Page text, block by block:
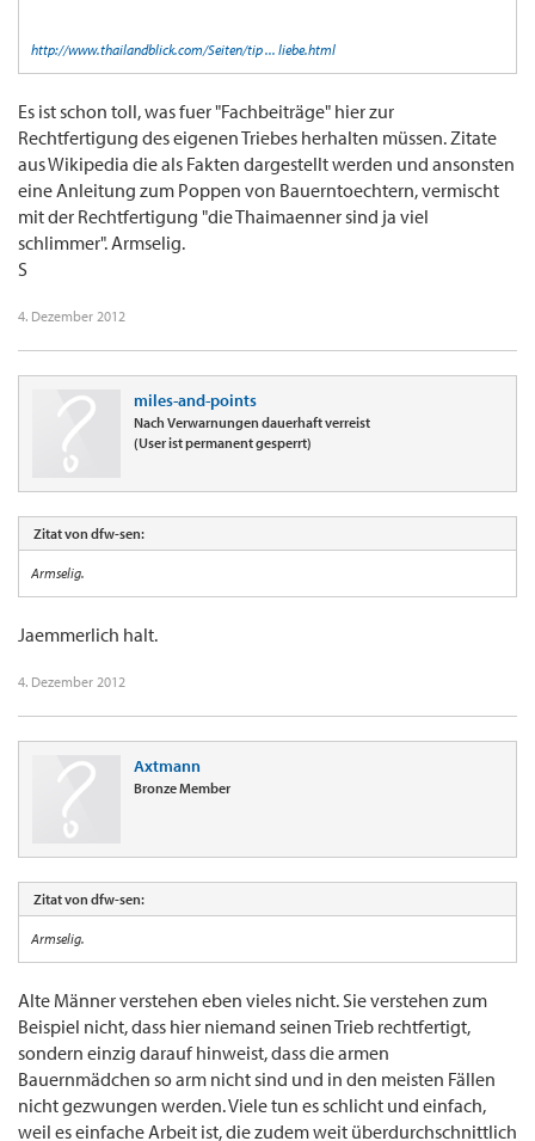
http://www.thailandblick.com/Seiten/tip ... liebe.html
Es ist schon toll, was fuer "Fachbeiträge" hier zur
Rechtfertigung des eigenen Triebes herhalten müssen. Zitate
aus Wikipedia die als Fakten dargestellt werden und ansonsten
eine Anleitung zum Poppen von Bauerntoechtern, vermischt
mit der Rechtfertigung "die Thaimaenner sind ja viel
schlimmer". Armselig.
S
4. Dezember 2012
miles-and-points
Nach Verwarnungen dauerhaft verreist
(User ist permanent gesperrt)
Zitat von dfw-sen:
Armselig.
Jaemmerlich halt.
4. Dezember 2012
Axtmann
Bronze Member
Zitat von dfw-sen:
Armselig.
Alte Männer verstehen eben vieles nicht. Sie verstehen zum
Beispiel nicht, dass hier niemand seinen Trieb rechtfertigt,
sondern einzig darauf hinweist, dass die armen
Bauernmädchen so arm nicht sind und in den meisten Fällen
nicht gezwungen werden. Viele tun es schlicht und einfach,
weil es einfache Arbeit ist, die zudem weit überdurchschnittlich